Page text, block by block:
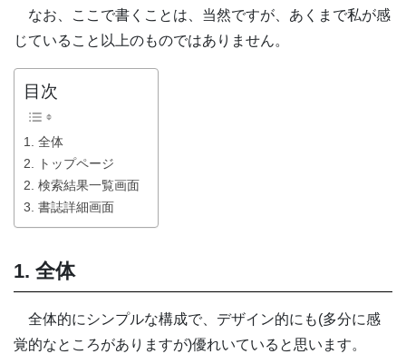
なお、ここで書くことは、当然ですが、あくまで私が感
じていること以上のものではありません。
目次
1. 全体
2. トップページ
2. 検索結果一覧画面
3. 書誌詳細画面
1. 全体
全体的にシンプルな構成で、デザイン的にも(多分に感
覚的なところがありますが)優れいていると思います。